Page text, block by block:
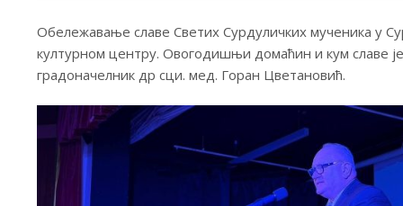
Обележавање славе Светих Сурдуличких мученика у
културном центру. Овогодишњи домаћин и кум славе
градоначелник др сци. мед. Горан Цветановић.